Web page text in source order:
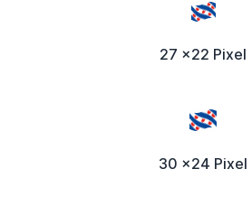
27 x22 Pixel
30 x24 Pixel